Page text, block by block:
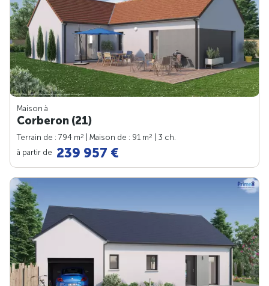
Maison à
Corberon (21)
Terrain de : 794 m2 | Maison de : 91 m2
| 3 ch.
à partir de 239 957 €